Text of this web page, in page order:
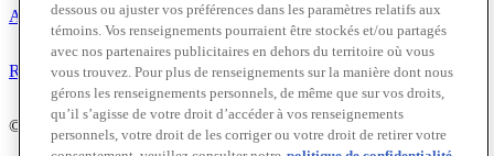
Accessibilité
Relations avec les médias
© 2026 Osler, Hoskin & Harcourt S.E.N.C.R.L./s.r.l.
dessous ou ajuster vos préférences dans les paramètres relatifs aux
témoins. Vos renseignements pourraient être stockés et/ou partagés
avec nos partenaires publicitaires en dehors du territoire où vous
vous trouvez. Pour plus de renseignements sur la manière dont nous
gérons les renseignements personnels, de même que sur vos droits,
qu’il s’agisse de votre droit d’accéder à vos renseignements
personnels, votre droit de les corriger ou votre droit de retirer votre